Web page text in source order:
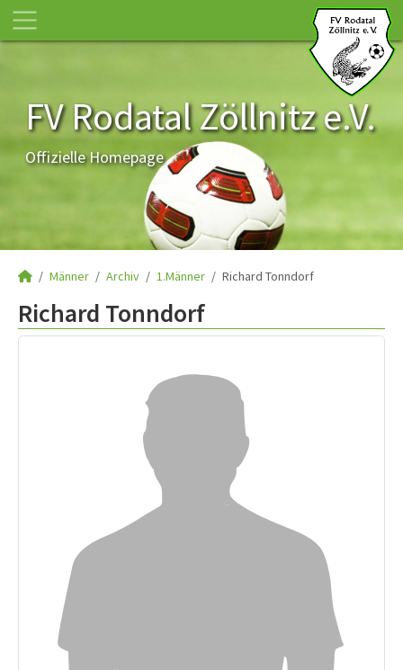
FV Rodatal Zöllnitz e.V.
Offizielle Homepage
Männer Archiv 1.Männer Richard Tonndorf
Richard Tonndorf